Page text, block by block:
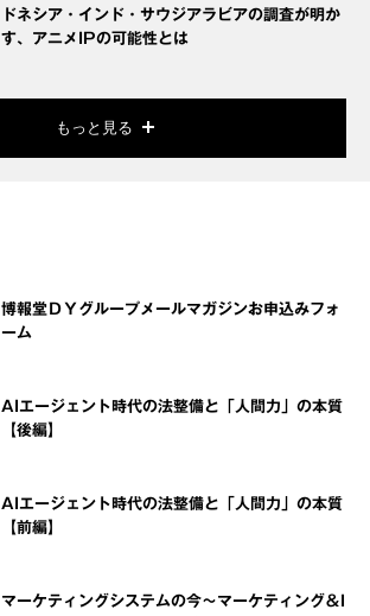
ドネシア・インド・サウジアラビアの調査が明か
す、アニメIPの可能性とは
もっと見る
博報堂ＤＹグループメールマガジンお申込みフォ
ーム
AIエージェント時代の法整備と「人間力」の本質
【後編】
AIエージェント時代の法整備と「人間力」の本質
【前編】
マーケティングシステムの今～マーケティング＆I